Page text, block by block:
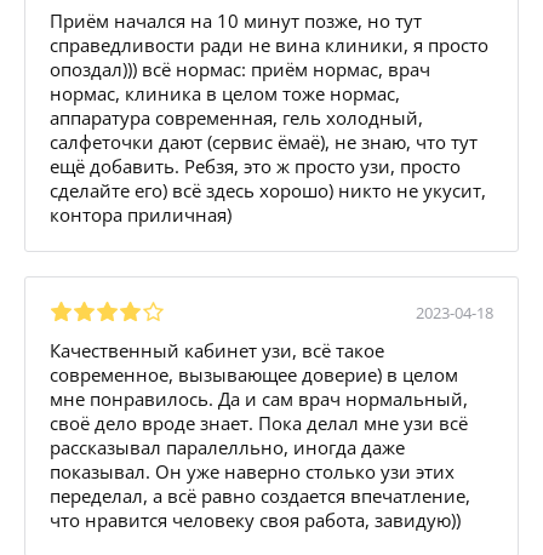
Приём начался на 10 минут позже, но тут
справедливости ради не вина клиники, я просто
опоздал))) всё нормас: приём нормас, врач
нормас, клиника в целом тоже нормас,
аппаратура современная, гель холодный,
салфеточки дают (сервис ëмаë), не знаю, что тут
ещё добавить. Ребзя, это ж просто узи, просто
сделайте его) всё здесь хорошо) никто не укусит,
контора приличная)
2023-04-18
Качественный кабинет узи, всё такое
современное, вызывающее доверие) в целом
мне понравилось. Да и сам врач нормальный,
своё дело вроде знает. Пока делал мне узи всё
рассказывал паралелльно, иногда даже
показывал. Он уже наверно столько узи этих
переделал, а всё равно создается впечатление,
что нравится человеку своя работа, завидую))